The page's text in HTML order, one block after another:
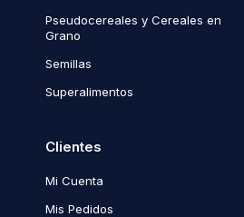
Pseudocereales y Cereales en
Grano
Semillas
Superalimentos
Clientes
Mi Cuenta
Mis Pedidos